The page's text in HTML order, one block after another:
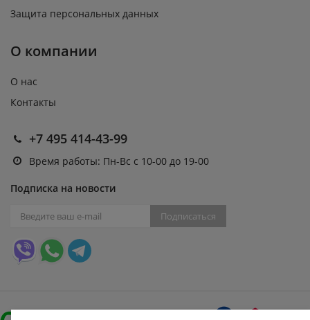
Защита персональных данных
О компании
О нас
Контакты
+7 495 414-43-99
Время работы: Пн-Вс с 10-00 до 19-00
Подписка на новости
Подписаться